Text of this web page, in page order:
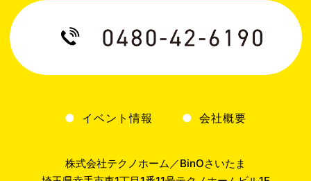
イベント情報 会社概要
株式会社テクノホーム／BinOさいたま